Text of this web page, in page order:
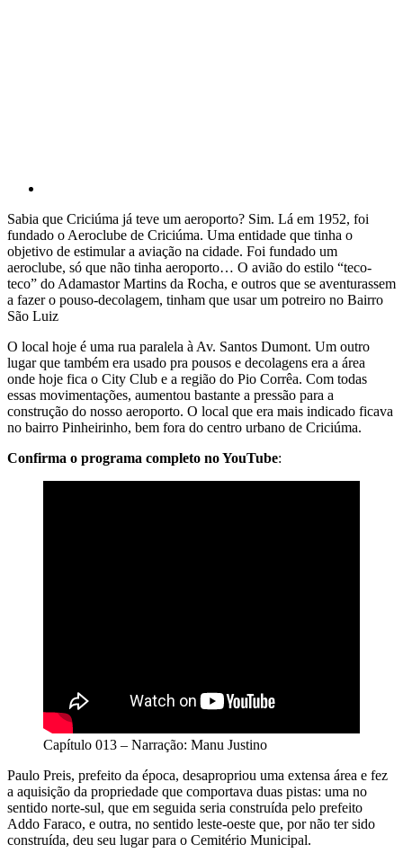
Sabia que Criciúma já teve um aeroporto? Sim. Lá em 1952, foi
fundado o Aeroclube de Criciúma. Uma entidade que tinha o
objetivo de estimular a aviação na cidade. Foi fundado um
aeroclube, só que não tinha aeroporto… O avião do estilo “teco-
teco” do Adamastor Martins da Rocha, e outros que se aventurassem
a fazer o pouso-decolagem, tinham que usar um potreiro no Bairro
São Luiz
O local hoje é uma rua paralela à Av. Santos Dumont. Um outro
lugar que também era usado pra pousos e decolagens era a área
onde hoje fica o City Club e a região do Pio Corrêa. Com todas
essas movimentações, aumentou bastante a pressão para a
construção do nosso aeroporto. O local que era mais indicado ficava
no bairro Pinheirinho, bem fora do centro urbano de Criciúma.
Confirma o programa completo no YouTube:
Capítulo 013 – Narração: Manu Justino
Paulo Preis, prefeito da época, desapropriou uma extensa área e fez
a aquisição da propriedade que comportava duas pistas: uma no
sentido norte-sul, que em seguida seria construída pelo prefeito
Addo Faraco, e outra, no sentido leste-oeste que, por não ter sido
construída, deu seu lugar para o Cemitério Municipal.